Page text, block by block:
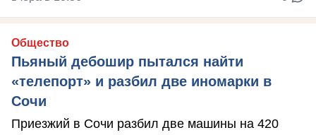
Общество
Пьяный дебошир пытался найти
«телепорт» и разбил две иномарки в
Сочи
Приезжий в Сочи разбил две машины на 420